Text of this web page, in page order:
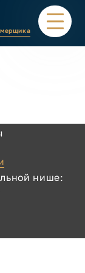
нише: